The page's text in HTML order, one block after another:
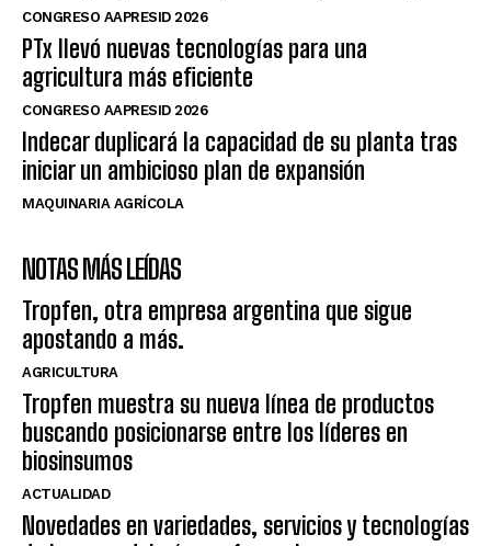
CONGRESO AAPRESID 2026
PTx llevó nuevas tecnologías para una
agricultura más eficiente
CONGRESO AAPRESID 2026
Indecar duplicará la capacidad de su planta tras
iniciar un ambicioso plan de expansión
MAQUINARIA AGRÍCOLA
NOTAS MÁS LEÍDAS
Tropfen, otra empresa argentina que sigue
apostando a más.
AGRICULTURA
Tropfen muestra su nueva línea de productos
buscando posicionarse entre los líderes en
biosinsumos
ACTUALIDAD
Novedades en variedades, servicios y tecnologías